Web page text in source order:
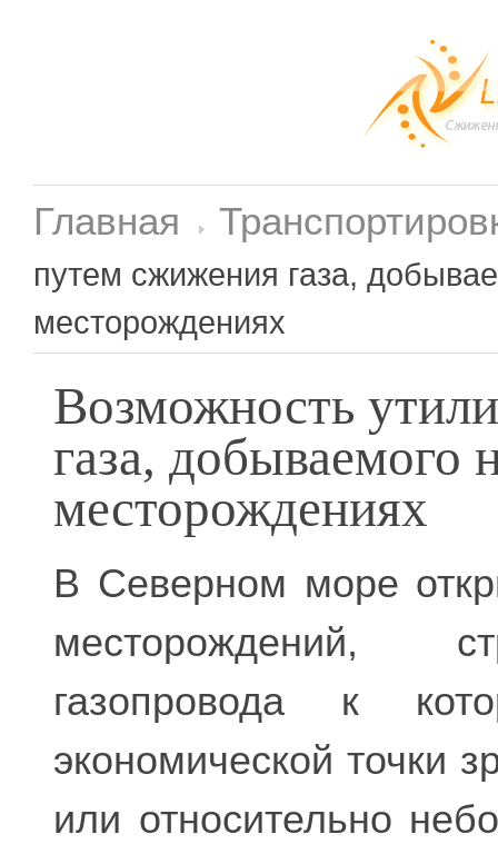
Главная
путем сжижения газа,
месторождениях
Возможность
газа, добываемого
месторождениях
В Северном море
месторождений,
газопровода к
экономической точки
или относительно